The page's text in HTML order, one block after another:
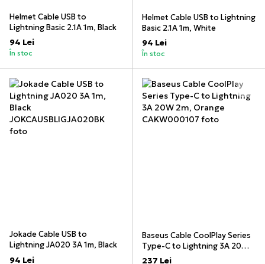
Helmet Cable USB to
Lightning Basic 2.1A 1m, Black
94 Lei
În stoc
Helmet Cable USB to Lightning
Basic 2.1A 1m, White
94 Lei
În stoc
Jokade Cable USB to
Lightning JA020 3A 1m, Black
94 Lei
Baseus Cable CoolPlay Series
Type-C to Lightning 3A 20W
2m, Orange
237 Lei